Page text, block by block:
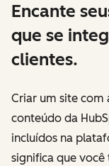
Encante
que se
clientes.
Criar um site com
conteúdo da
incluídos na
significa que